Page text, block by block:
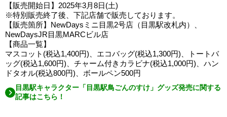
【販売開始日】2025年3月8日(土)
※特別販売終了後、下記店舗で販売しております。
【販売箇所】NewDaysミニ目黒2号店（目黒駅改札内）、
NewDaysJR目黒MARCビル店
【商品一覧】
マスコット(税込1,400円)、エコバッグ(税込1,300円)、トートバ
ッグ(税込1,600円)、チャーム付きカラビナ(税込1,000円)、ハン
ドタオル(税込800円)、ボールペン500円
目黒駅キャラクター「目黒駅鳥ごんのすけ」グッズ発売に関する
記事はこちら！